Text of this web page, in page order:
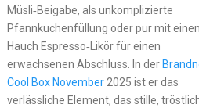
Müsli‑Beigabe, als unkomplizierte
Pfannkuchenfüllung oder pur mit
Hauch Espresso‑Likör für einen
erwachsenen Abschluss. In der
Cool Box November2025 ist er das
verlässliche Element, das stille,